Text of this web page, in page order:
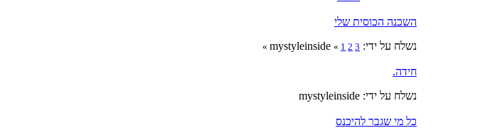
השכנה הכוסית שלי
נשלח על ידי: mystyleinside
« 1 2 3
»
חידה.
נשלח על ידי: mystyleinside
כל מי שגבר להיכנס